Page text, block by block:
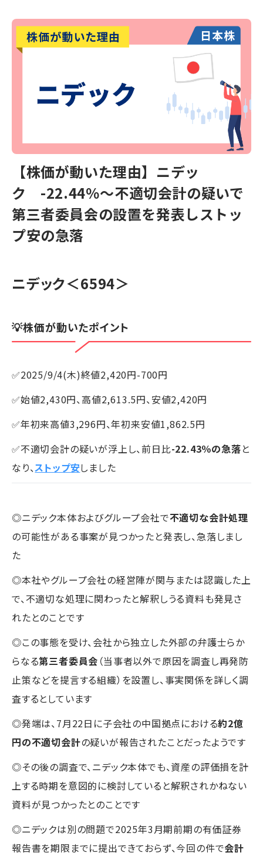
【株価が動いた理由】ニデッ
ク -22.44％～不適切会計の疑いで
第三者委員会の設置を発表しストッ
プ安の急落
ニデック＜6594＞
💡株価が動いたポイント
✅2025/9/4(木)終値2,420円-700円
✅始値2,430円、高値2,613.5円、安値2,420円
✅年初来高値3,296円、年初来安値1,862.5円
✅不適切会計の疑いが浮上し、前日比-22.43％の急落と
なり、ストップ安しました
◎ニデック本体およびグループ会社で不適切な会計処理
の可能性がある事案が見つかったと発表し、急落しまし
た
◎本社やグループ会社の経営陣が関与または認識した上
で、不適切な処理に関わったと解釈しうる資料も発見さ
れたとのことです
◎この事態を受け、会社から独立した外部の弁護士らか
らなる第三者委員会 （当事者以外で原因を調査し再発防
止策などを提言する組織）を設置し、事実関係を詳しく調
査するとしています
◎発端は、7月22日に子会社の中国拠点における約2億
円の不適切会計の疑いが報告されたことだったようです
◎その後の調査で、ニデック本体でも、資産の評価損を計
上する時期を意図的に検討していると解釈されかねない
資料が見つかったとのことです
◎ニデックは別の問題で2025年3月期前期の有価証券
報告書を期限までに提出できておらず、今回の件で会計